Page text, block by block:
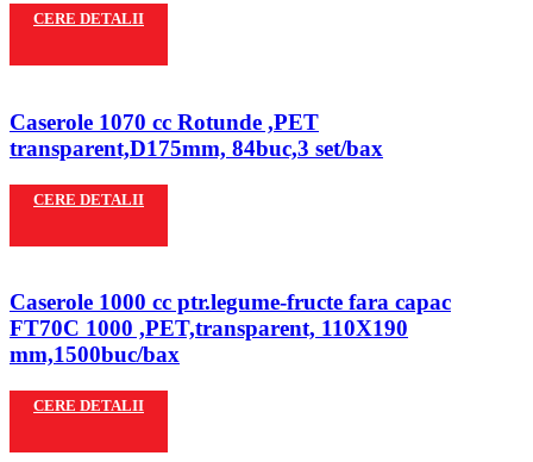
CERE DETALII
Caserole 1070 cc Rotunde ,PET
transparent,D175mm, 84buc,3 set/bax
CERE DETALII
Caserole 1000 cc ptr.legume-fructe fara capac
FT70C 1000 ,PET,transparent, 110X190
mm,1500buc/bax
CERE DETALII